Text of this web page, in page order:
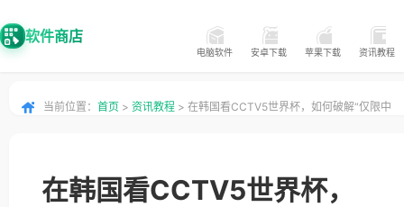
软件商店
电脑软件 安卓下载 苹果下载 资讯教程
当前位置： 首页 > 资讯教程 > 在韩国看CCTV5世界杯，如何破解“仅限中
在韩国看CCTV5世界杯，